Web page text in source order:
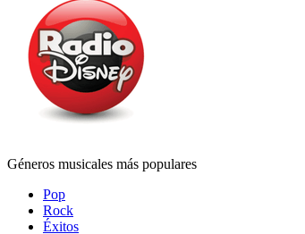
Géneros musicales más populares
Pop
Rock
Éxitos